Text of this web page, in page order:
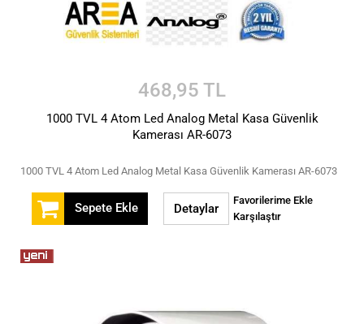
468,95 TL
1000 TVL 4 Atom Led Analog Metal Kasa Güvenlik
Kamerası AR-6073
1000 TVL 4 Atom Led Analog Metal Kasa Güvenlik Kamerası AR-6073
Sepete Ekle Detaylar
Favorilerime Ekle
Karşılaştır